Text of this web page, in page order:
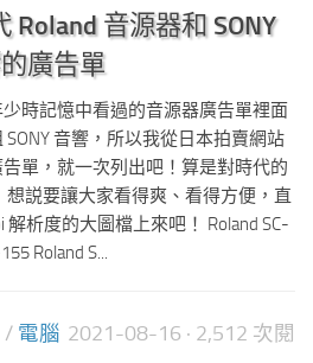
Roland 音源器和 SONY
廣告單
時記憶中看過的音源器廣告單裡面
SONY 音響，所以我從日本拍賣網站
單，就一次列出吧！算是對時代的
想説要讓大家看得爽、看得方便，直
解析度的大圖檔上來吧！ Roland SC-
Roland S...
/ 電腦 2021-08-16 · 2,512 次閱